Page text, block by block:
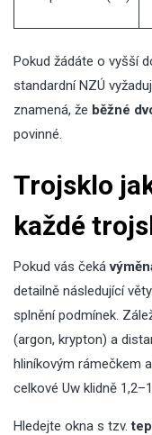
Pokud žádáte o vyšší
standardní NZÚ
znamená, že běžné
povinné.
Trojsklo
každé
Pokud vás čeká
detailně následující
splnění podmínek.
(argon, krypton) a
hliníkovým rámečkem
celkové Uw klidně
Hledejte okna s tzv.